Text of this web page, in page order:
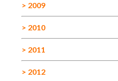
> 2009
> 2010
> 2011
> 2012